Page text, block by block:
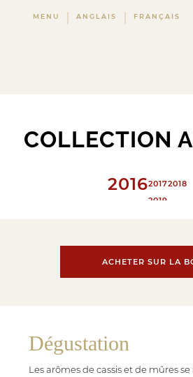
MENU ANGLAIS FRANÇAIS
COLLECTION
201620172018
2019
ACHETER SUR LA
Dégustation
Les arômes de cassis et de mûres